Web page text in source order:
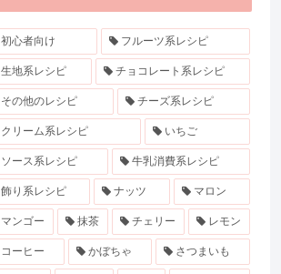
初心者向け フルーツ系レシピ
生地系レシピ チョコレート系レシピ
その他のレシピ チーズ系レシピ
クリーム系レシピ いちご
ソース系レシピ 牛乳消費系レシピ
飾り系レシピ ナッツ マロン
マンゴー 抹茶 チェリー レモン
コーヒー かぼちゃ さつまいも